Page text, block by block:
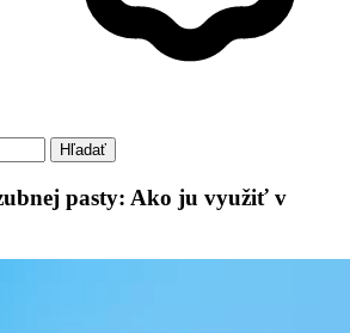
Hľadať
pasty: Ako ju využiť v